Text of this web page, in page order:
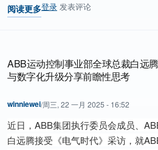
阅读更多
关于 ABB机器人与上电科达成中国机器
登录 发表评论
ABB运动控制事业部全球总裁白远
与数字化升级分享前瞻性思考
winniewei/周三, 22 一月 2025 - 16:52
近日，ABB集团执行委员会成员、
白远腾接受《电气时代》采访 ，就